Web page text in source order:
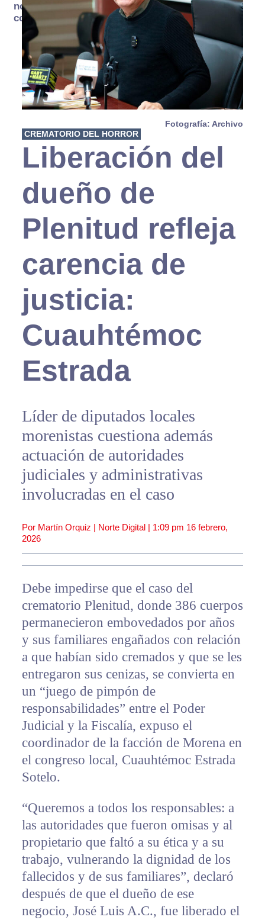
no se
consume
Fotografía: Archivo
CREMATORIO DEL HORROR
Liberación del
dueño de
Plenitud refleja
carencia de
justicia:
Cuauhtémoc
Estrada
Líder de diputados locales
morenistas cuestiona además
actuación de autoridades
judiciales y administrativas
involucradas en el caso
Por Martín Orquiz | Norte Digital | 1:09 pm 16 febrero,
2026
Debe impedirse que el caso del
crematorio Plenitud, donde 386 cuerpos
permanecieron embovedados por años
y sus familiares engañados con relación
a que habían sido cremados y que se les
entregaron sus cenizas, se convierta en
un “juego de pimpón de
responsabilidades” entre el Poder
Judicial y la Fiscalía, expuso el
coordinador de la facción de Morena en
el congreso local, Cuauhtémoc Estrada
Sotelo.
“Queremos a todos los responsables: a
las autoridades que fueron omisas y al
propietario que faltó a su ética y a su
trabajo, vulnerando la dignidad de los
fallecidos y de sus familiares”, declaró
después de que el dueño de ese
negocio, José Luis A.C., fue liberado el